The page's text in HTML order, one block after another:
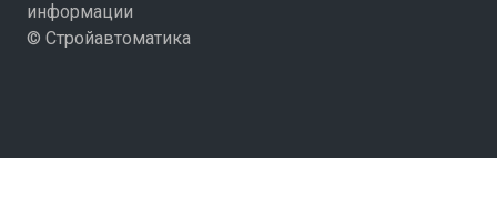
информации
© Стройавтоматика